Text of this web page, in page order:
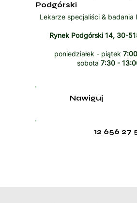
Podgórski
Lekarze specjaliści & badania
Rynek Podgórski 14, 30-
poniedziałek - piątek
sobota 7:30 -
12 656 27
Nawiguj